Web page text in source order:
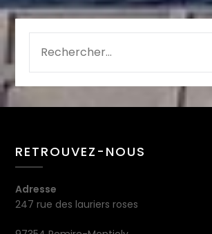
RETROUVEZ-NOUS
Adresse
247 rue des lauriers roses